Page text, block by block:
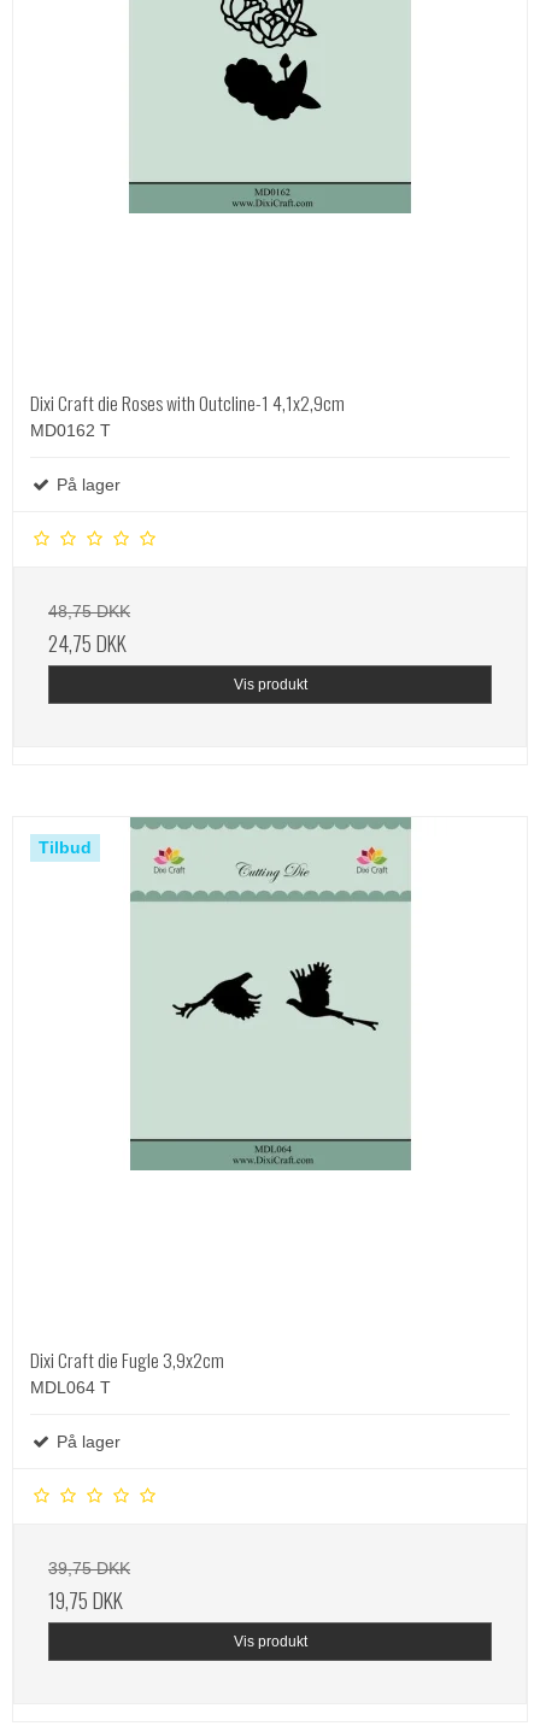
Dixi Craft die Roses with Outcline-1 4,1x2,9cm
MD0162 T
På lager
48,75 DKK
24,75 DKK
Vis produkt
Tilbud
Dixi Craft die Fugle 3,9x2cm
MDL064 T
På lager
39,75 DKK
19,75 DKK
Vis produkt